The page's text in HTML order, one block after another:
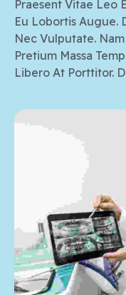
Praesent Vitae Leo
Eu Lobortis Augue.
Nec Vulputate.
Pretium Massa
Libero At Porttitor.